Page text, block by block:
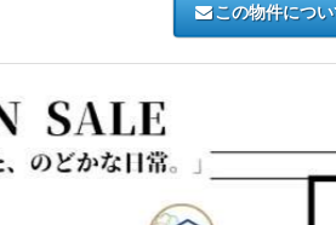
この物件につ